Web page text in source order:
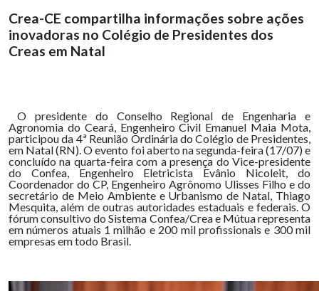
Crea-CE compartilha informações sobre ações
inovadoras no Colégio de Presidentes dos
Creas em Natal
O presidente do Conselho Regional de Engenharia e
Agronomia do Ceará, Engenheiro Civil Emanuel Maia Mota,
participou da 4ª Reunião Ordinária do Colégio de Presidentes,
em Natal (RN). O evento foi aberto na segunda-feira (17/07) e
concluído na quarta-feira com a presença do Vice-presidente
do Confea, Engenheiro Eletricista Evânio Nicoleit, do
Coordenador do CP, Engenheiro Agrônomo Ulisses Filho e do
secretário de Meio Ambiente e Urbanismo de Natal, Thiago
Mesquita, além de outras autoridades estaduais e federais. O
fórum consultivo do Sistema Confea/Crea e Mútua representa
em números atuais 1 milhão e 200 mil profissionais e 300 mil
empresas em todo Brasil.